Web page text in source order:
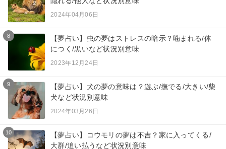
2024年04月06日
8
【夢占い】虫の夢はストレスの暗示？噛まれる/体
につく/黒いなど状況別意味
2023年12月24日
9
【夢占い】犬の夢の意味は？遊ぶ/撫でる/大きい/柴
犬など状況別意味
2024年03月26日
10
【夢占い】コウモリの夢は不吉？家に入ってくる/
大群/追い払うなど状況別意味